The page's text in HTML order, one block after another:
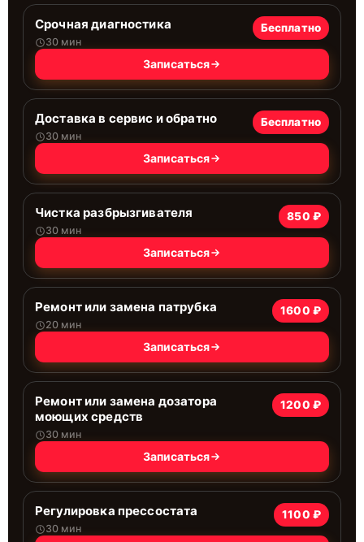
Срочная диагностика
30 мин
Бесплатно
Записаться
Доставка в сервис и обратно
30 мин
Бесплатно
Записаться
Чистка разбрызгивателя
30 мин
850 ₽
Записаться
Ремонт или замена патрубка
20 мин
1600 ₽
Записаться
Ремонт или замена дозатора
моющих средств
30 мин
1200 ₽
Записаться
Регулировка прессостата
30 мин
1100 ₽